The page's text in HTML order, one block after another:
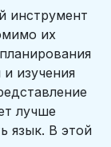
инструмент
их
изучения
лучше
язык. В этой